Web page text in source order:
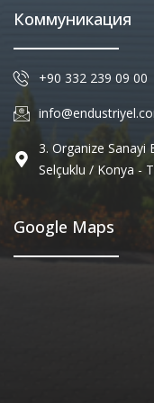
Коммуникация
+90 332 239 09 00
3. Organize Sanayi
Selçuklu / Konya -
Google Maps